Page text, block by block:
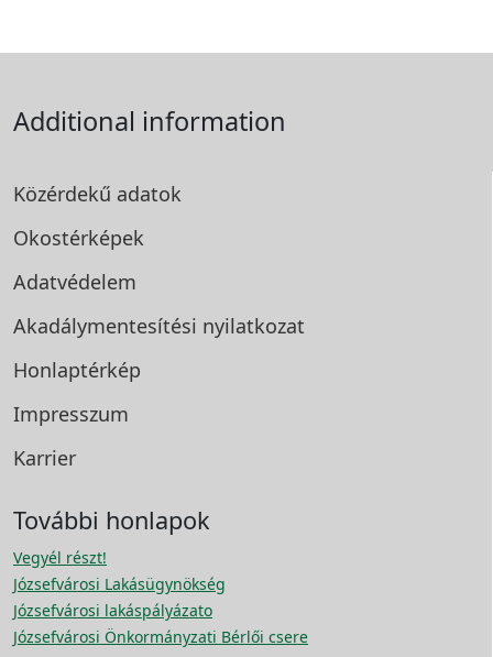
Additional information
Közérdekű adatok
Okostérképek
Adatvédelem
Akadálymentesítési nyilatkozat
Honlaptérkép
Impresszum
Karrier
További honlapok
Vegyél részt!
Józsefvárosi Lakásügynökség
Józsefvárosi lakáspályázato
Józsefvárosi Önkormányzati Bérlői csere